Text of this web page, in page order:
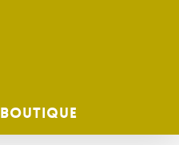
Boutique